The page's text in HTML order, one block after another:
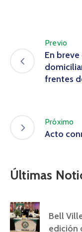
Previo
En
frentes
Próximo
Acto
Últimas
Bell
edición